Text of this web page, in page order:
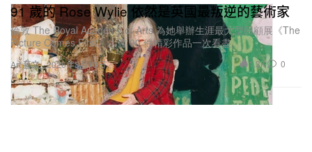
‘026》，這套全新客製模組衣櫥陳列於透明有機玻璃
裝置之中，旁邊則羅列 Dave 過去 10 年不斷累積的
豐富 Stone Island 檔案單品。
官方新聞稿確認，該展將於 2026 年 4 月 29 日移師
New York City，登場地點為品牌位於 SoHo 的 Stone
Art 藝文
91 歲的 Rose Wylie 依然是英國最叛逆的藝術家
倫敦 The Royal Academy of Arts 為她舉辦生涯最大型回顧展《The
Picture Comes First》，逾 90 件精彩作品一次看盡。
2026年3月10日 1.3K 0